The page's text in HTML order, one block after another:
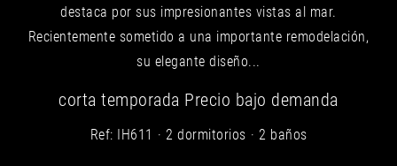
destaca por sus impresionantes vistas al mar.
Recientemente sometido a una importante remodelación,
su elegante diseño...
corta temporada Precio bajo demanda
Ref: IH611 2 dormitorios 2 baños